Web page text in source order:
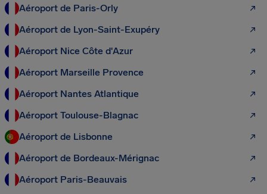
Aéroport de Paris-Orly
Aéroport de Lyon-Saint-Exupéry
Aéroport Nice Côte d'Azur
Aéroport Marseille Provence
Aéroport Nantes Atlantique
Aéroport Toulouse-Blagnac
Aéroport de Lisbonne
Aéroport de Bordeaux-Mérignac
Aéroport Paris-Beauvais